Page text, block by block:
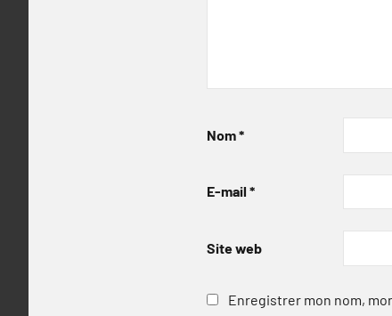
Nom*
E-mail *
Site web
Enregistrer mon nom,